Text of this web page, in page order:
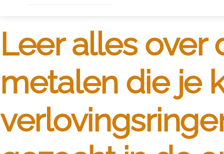
Leer alles over
metalen die je